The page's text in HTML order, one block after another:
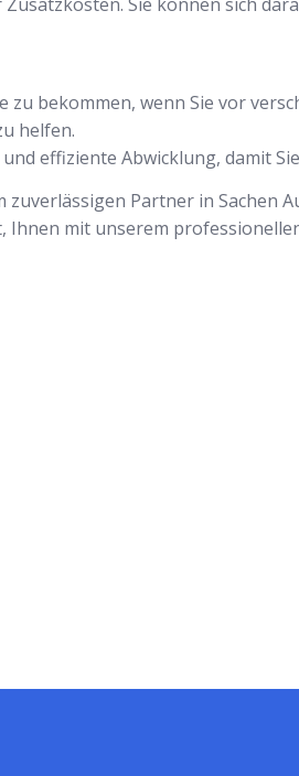
zu bekommen, wenn Sie vor
helfen.
effiziente Abwicklung, damit
Partner in Sachen
mit unserem